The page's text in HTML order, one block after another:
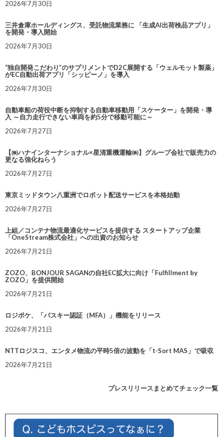
2026年7月30日
三井倉庫ホールディングス、受託物流業務に 「生成AI出荷検品アプリ」
を開発・導入開始
2026年7月30日
“独自開発こだわり”のサプリメントでD2C展開する「ウェルモット製薬」
がEC自動出荷アプリ「シッピーノ」を導入
2026年7月30日
自動車船の荷役中断を抑制する自動車移動用「スケーター」を開発・導
入 ～自力走行できない車両を約5分で移動可能に～
2026年7月27日
【㈱ハナインターナショナル×星清重機運輸㈱】グループ会社で販売力の
更なる強化ねらう
2026年7月27日
東京ミッドタウン八重洲でロボット配送サービスを本格始動
2026年7月27日
上組／コンテナ物流最適化サービスを提供する スタートアップ企業
「OneStream株式会社」への出資のお知らせ
2026年7月21日
ZOZO、BONJOUR SAGANの自社EC拡大に向け「Fulfillment by
ZOZO」を提供開始
2026年7月21日
ロジポケ、「パスキー認証（MFA）」機能をリリース
2026年7月21日
NTTロジスコ、エンタメ物流の平時5倍の波動を「t-Sort MAS」で吸収
2026年7月21日
プレスリリースまとめてチェック一覧